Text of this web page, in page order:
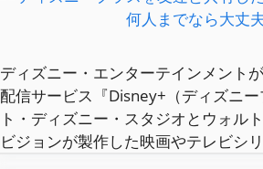
ディズニー・エンターテインメント
配信サービス『Disney+（ディズニ
ト・ディズニー・スタジオとウォル
ビジョンが製作した映画やテレビシ